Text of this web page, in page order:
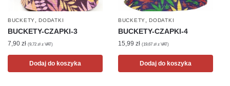
BUCKETY ,DODATKI
BUCKETY-CZAPKI-3
7,90 zł (9,72 zł z VAT)
Dodaj do koszyka
BUCKETY ,DODATKI
BUCKETY-CZAPKI-4
15,99zł (19,67zł z VAT)
Dodaj do koszyka